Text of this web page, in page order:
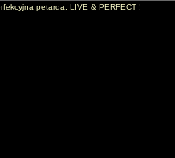
petarda: LIVE & PERFECT !